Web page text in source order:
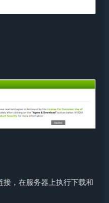
，在服务器上执行下载和